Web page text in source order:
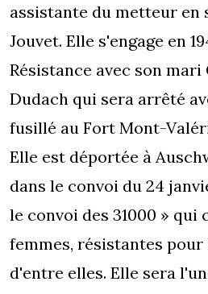
assistante du metteur en
Jouvet. Elle s'engage en
Résistance avec son mari
Dudach qui sera arrêté
fusillé au Fort Mont-
Elle est déportée à
dans le convoi du 24
le convoi des 31000 » qui
femmes, résistantes
d'entre elles. Elle sera